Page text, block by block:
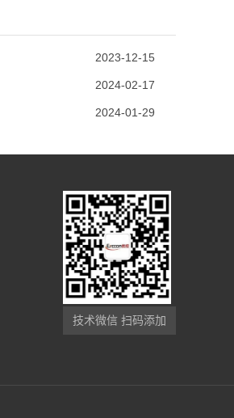
2023-12-15
2024-02-17
2024-01-29
技术微信 扫码添加